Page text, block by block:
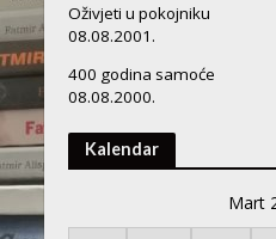
Oživjeti u pokojniku
08.08.2001.
400 godina samoće
08.08.2000.
Kalendar
Mart